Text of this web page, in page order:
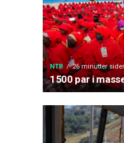
NTB 26 minutter
1500 par i